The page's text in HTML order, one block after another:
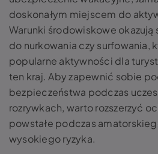
doskonałym miejscem do
Warunki środowiskowe
do nurkowania czy surfowania,
popularne aktywności dla
ten kraj. Aby zapewnić sobie
bezpieczeństwa podczas
rozrywkach, warto rozszerzyć
powstałe podczas
wysokiego ryzyka.